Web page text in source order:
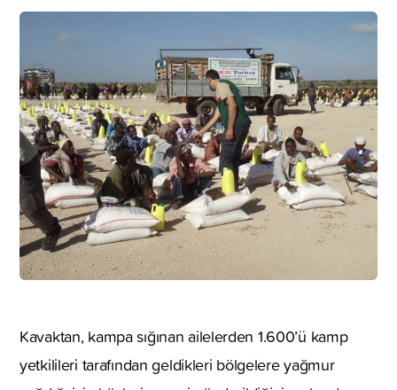
Kavaktan, kampa sığınan ailelerden 1.600’ü kamp
yetkilileri tarafından geldikleri bölgelere yağmur